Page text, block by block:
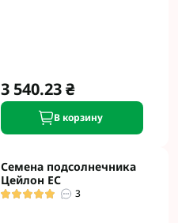
3 540.23 ₴
В корзину
Семена подсолнечника
Цейлон ЕС
3